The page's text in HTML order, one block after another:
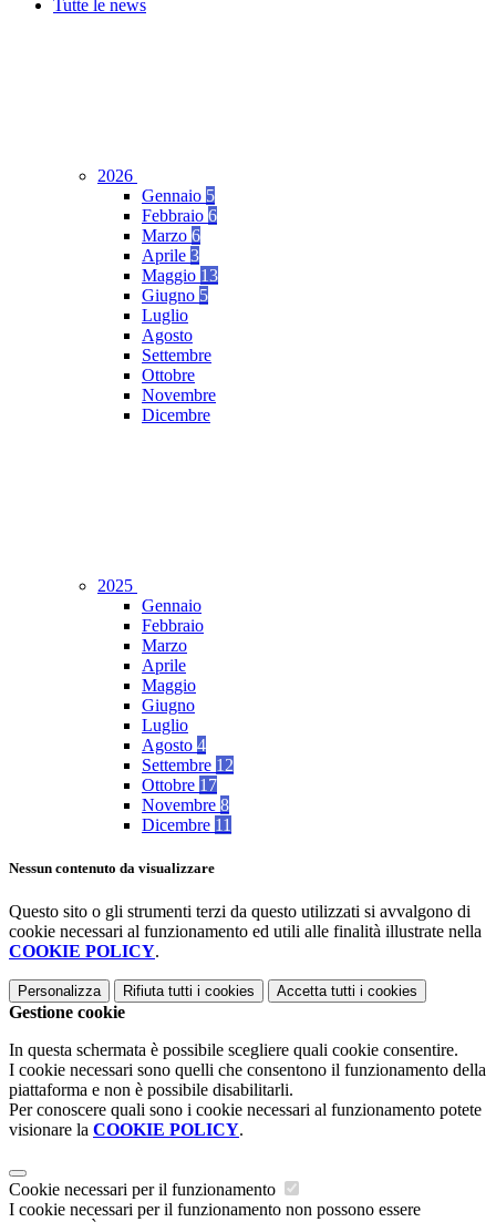
Tutte le news
2026
Gennaio 5
Febbraio 6
Marzo 6
Aprile 3
Maggio 13
Giugno 5
Luglio
Agosto
Settembre
Ottobre
Novembre
Dicembre
2025
Gennaio
Febbraio
Marzo
Aprile
Maggio
Giugno
Luglio
Agosto 4
Settembre 12
Ottobre 17
Novembre 8
Dicembre 11
Nessun contenuto da visualizzare
Questo sito o gli strumenti terzi da questo utilizzati si avvalgono di
cookie necessari al funzionamento ed utili alle finalità illustrate nella
COOKIE POLICY.
Personalizza Rifiuta tutti i cookies Accetta tutti i cookies
Gestione cookie
In questa schermata è possibile scegliere quali cookie consentire.
I cookie necessari sono quelli che consentono il funzionamento della
piattaforma e non è possibile disabilitarli.
Per conoscere quali sono i cookie necessari al funzionamento potete
visionare la COOKIE POLICY.
Cookie necessari per il funzionamento
I cookie necessari per il funzionamento non possono essere